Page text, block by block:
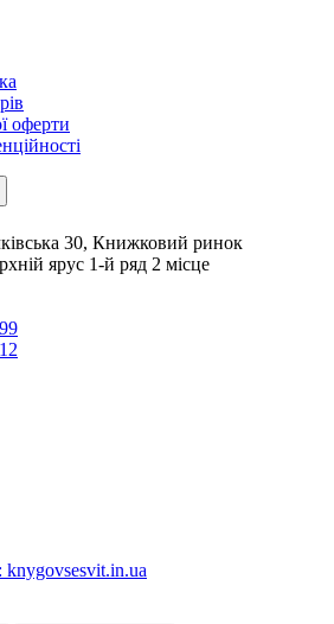
оферти
30, Книжковий ринок
ярус 1-й ряд 2 місце